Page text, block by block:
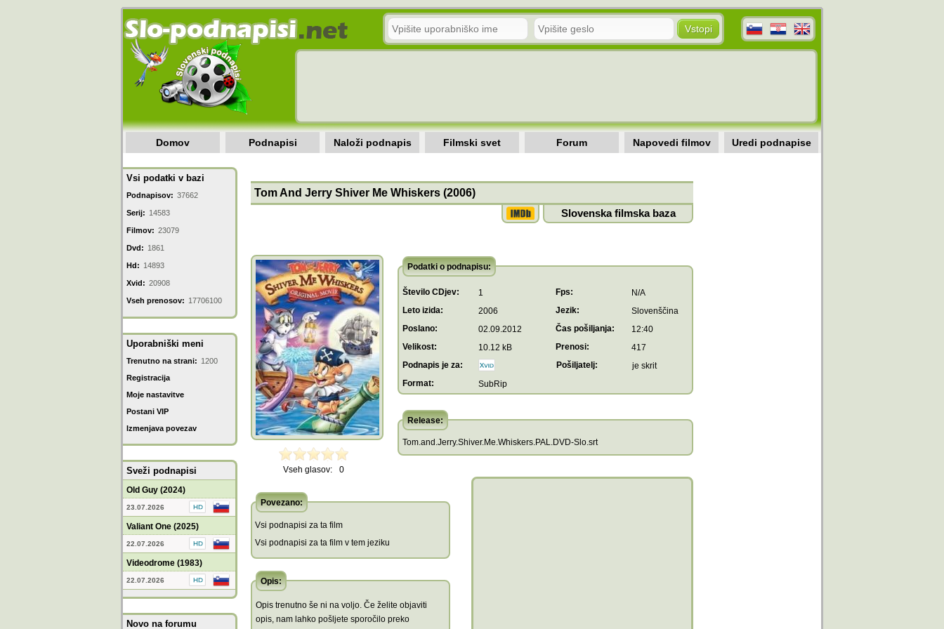
Domov Podnapisi Naloži podnapis Filmski svet Forum Napovedi filmov Uredi podnapise
Vsi podatki v bazi
Podnapisov: 37662
Serij: 14583
Filmov: 23079
Dvd: 1861
Hd: 14893
Xvid: 20908
Vseh prenosov: 17706100
Uporabniški meni
Trenutno na strani: 1200
Registracija
Moje nastavitve
Postani VIP
Izmenjava povezav
Sveži podnapisi
Old Guy (2024)
23.07.2026
Valiant One (2025)
22.07.2026
Videodrome (1983)
22.07.2026
Novo na forumu
Tom And Jerry Shiver Me Whiskers (2006)
Slovenska filmska baza
Vseh glasov: 0
Podatki o podnapisu:
Število CDjev: 1 Fps:
N/A
Leto izida:
2006 Jezik:
Slovenščina
Poslano:
02.09.2012 Čas pošiljanja:
12:40
Velikost:
10.12 kB Prenosi:
417
Podnapis je za:
Pošiljatelj:
je skrit
Format:
SubRip
Release:
Tom.and.Jerry.Shiver.Me.Whiskers.PAL.DVD-Slo.srt
Povezano:
Vsi podnapisi za ta film
Vsi podnapisi za ta film v tem jeziku
Opis:
Opis trenutno še ni na voljo. Če želite objaviti
opis, nam lahko pošljete sporočilo preko